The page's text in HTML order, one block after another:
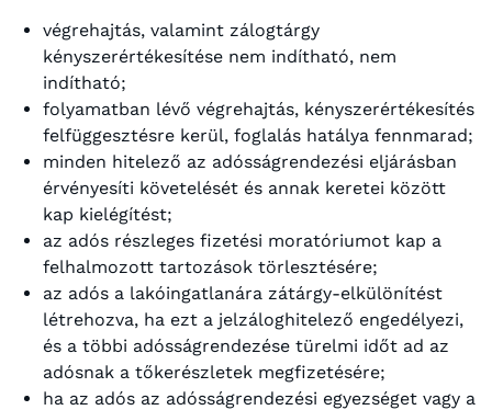
végrehajtás, valamint zálogtárgy
kényszerértékesítése nem indítható, nem
indítható;
folyamatban lévő végrehajtás, kényszerértékesítés
felfüggesztésre kerül, foglalás hatálya fennmarad;
minden hitelező az adósságrendezési eljárásban
érvényesíti követelését és annak keretei között
kap kielégítést;
az adós részleges fizetési moratóriumot kap a
felhalmozott tartozások törlesztésére;
az adós a lakóingatlanára zátárgy-elkülönítést
létrehozva, ha ezt a jelzáloghitelező engedélyezi,
és a többi adósságrendezése türelmi időt ad az
adósnak a tőkerészletek megfizetésére;
ha az adós az adósságrendezési egyezséget vagy a